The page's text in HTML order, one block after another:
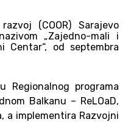
(COOR) Sarajevo
„Zajedno-mali i
Centar“, od septembra
Regionalnog programa
Balkanu – ReLOaD,
a implementira Razvojni